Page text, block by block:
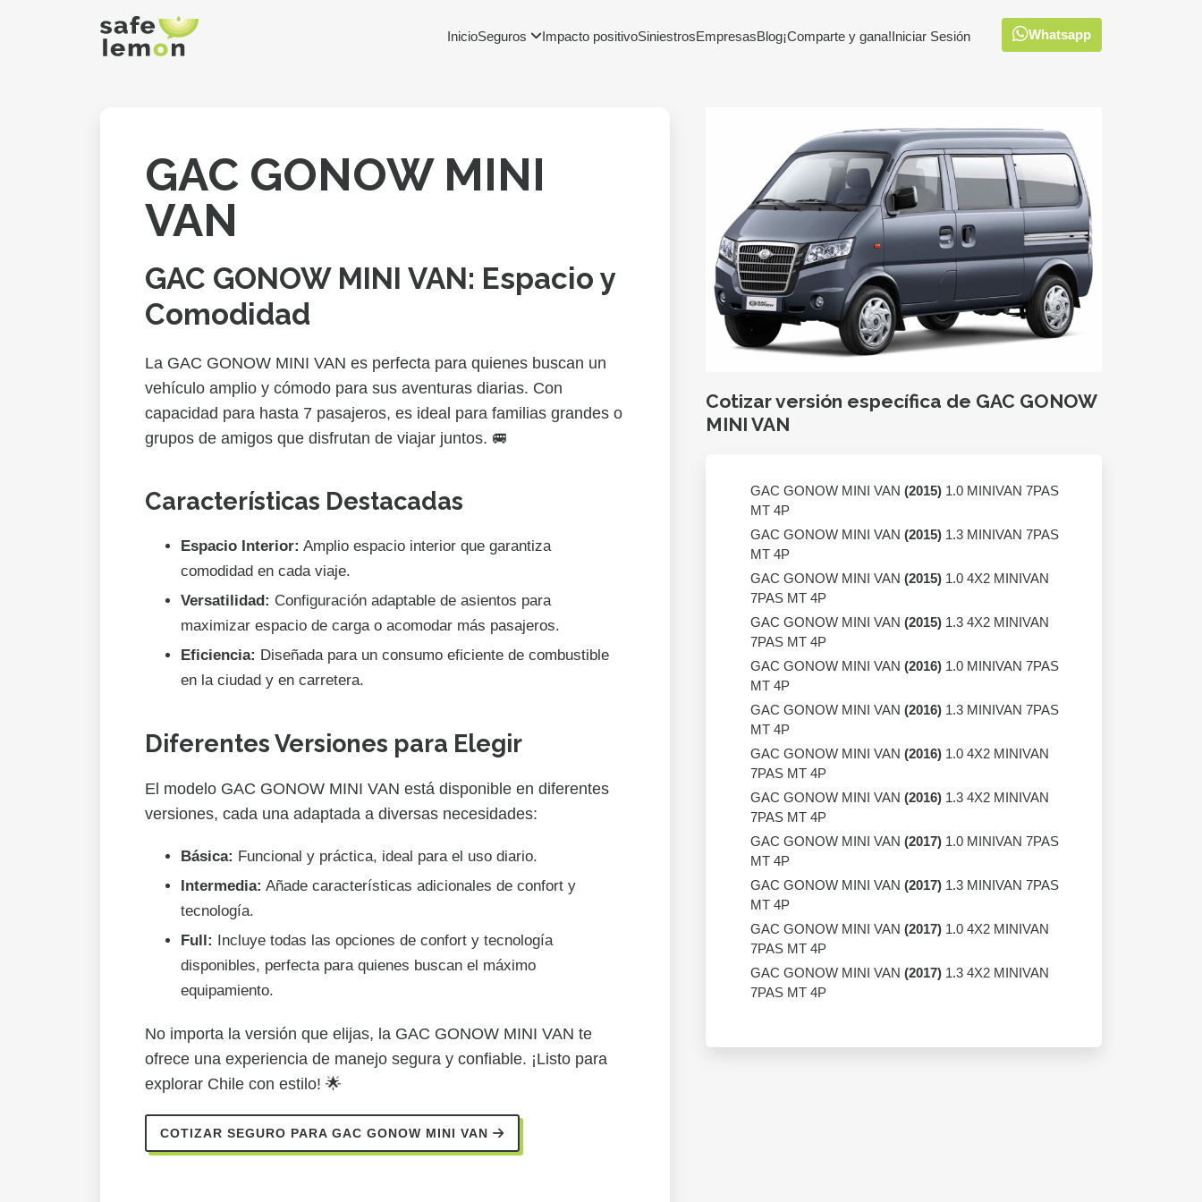
InicioSeguros Impacto positivoSiniestrosEmpresasBlog¡Comparte y gana!Iniciar Sesión Whatsapp
GAC GONOW MINI
VAN
GAC GONOW MINI VAN: Espacio y
Comodidad
La GAC GONOW MINI VAN es perfecta para quienes buscan un
vehículo amplio y cómodo para sus aventuras diarias. Con
capacidad para hasta 7 pasajeros, es ideal para familias grandes o
grupos de amigos que disfrutan de viajar juntos. 🚐
Características Destacadas
Espacio Interior: Amplio espacio interior que garantiza
comodidad en cada viaje.
Versatilidad: Configuración adaptable de asientos para
maximizar espacio de carga o acomodar más pasajeros.
Eficiencia: Diseñada para un consumo eficiente de combustible
en la ciudad y en carretera.
Diferentes Versiones para Elegir
El modelo GAC GONOW MINI VAN está disponible en diferentes
versiones, cada una adaptada a diversas necesidades:
Básica: Funcional y práctica, ideal para el uso diario.
Intermedia: Añade características adicionales de confort y
tecnología.
Full: Incluye todas las opciones de confort y tecnología
disponibles, perfecta para quienes buscan el máximo
equipamiento.
No importa la versión que elijas, la GAC GONOW MINI VAN te
ofrece una experiencia de manejo segura y confiable. ¡Listo para
explorar Chile con estilo! 🌟
COTIZAR SEGURO PARA GAC GONOW MINI VAN
Cotizar versión específica de GAC GONOW
MINI VAN
GAC GONOW MINI VAN (2015) 1.0 MINIVAN 7PAS
MT 4P
GAC GONOW MINI VAN (2015) 1.3 MINIVAN 7PAS
MT 4P
GAC GONOW MINI VAN (2015) 1.0 4X2 MINIVAN
7PAS MT 4P
GAC GONOW MINI VAN (2015) 1.3 4X2 MINIVAN
7PAS MT 4P
GAC GONOW MINI VAN (2016) 1.0 MINIVAN 7PAS
MT 4P
GAC GONOW MINI VAN (2016) 1.3 MINIVAN 7PAS
MT 4P
GAC GONOW MINI VAN (2016) 1.0 4X2 MINIVAN
7PAS MT 4P
GAC GONOW MINI VAN (2016) 1.3 4X2 MINIVAN
7PAS MT 4P
GAC GONOW MINI VAN (2017) 1.0 MINIVAN 7PAS
MT 4P
GAC GONOW MINI VAN (2017) 1.3 MINIVAN 7PAS
MT 4P
GAC GONOW MINI VAN (2017) 1.0 4X2 MINIVAN
7PAS MT 4P
GAC GONOW MINI VAN (2017) 1.3 4X2 MINIVAN
7PAS MT 4P